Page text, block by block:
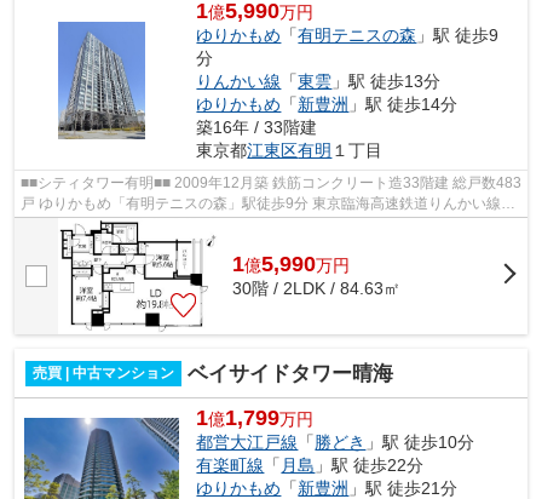
1億5,990万円
ゆりかもめ 「有明テニスの森 」駅 徒歩9
分
りんかい線 「東雲 」駅 徒歩13分
ゆりかもめ 「新豊洲 」駅 徒歩14分
築16年 / 33階建
東京都江東区有明 １丁目
■■シティタワー有明■■ 2009年12月築 鉄筋コンクリート造33階建 総戸数483
戸 ゆりかもめ「有明テニスの森」駅徒歩9分 東京臨海高速鉄道りんかい線
1億5,990万円
30階 / 2LDK / 84.63㎡
売買 | 中古マンション ベイサイドタワー晴海
1億1,799万円
都営大江戸線 「 勝どき 」駅 徒歩10分
有楽町線 「 月島 」駅 徒歩22分
ゆりかもめ 「新豊洲 」駅 徒歩21分